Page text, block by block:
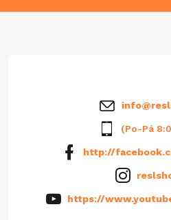
a
info@
(Po-Pá
http://
https://